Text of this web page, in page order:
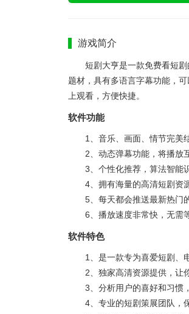
游戏简介
短剧大亨是一款免费看短
题材，具有多语言字幕功能，
上观看，方便快捷。
软件功能
1、音乐、画面、情节完美
2、动态弹幕功能，将播放
3、个性化推荐，算法智能
4、拥有海量的高清短剧资
5、每天都会推送最新热门
6、播放速度非常快，无需
软件特色
1、是一款专为喜爱短剧、
2、独家高清资源提供，让
3、分析用户的喜好和习惯
4、专业的短剧策展团队，